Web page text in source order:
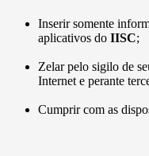
Inserir somente
aplicativos do IISC;
Zelar pelo sigilo de
Internet e perante
Cumprir com as